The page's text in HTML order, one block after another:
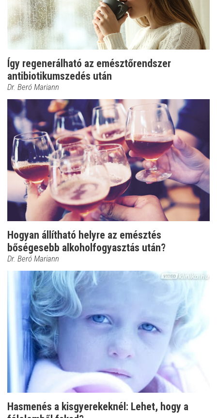
Így regenerálható az emésztőrendszer
antibiotikumszedés után
Dr. Beró Mariann
Hogyan állítható helyre az emésztés
bőségesebb alkoholfogyasztás után?
Dr. Beró Mariann
Hasmenés a kisgyerekeknél: Lehet, hogy a